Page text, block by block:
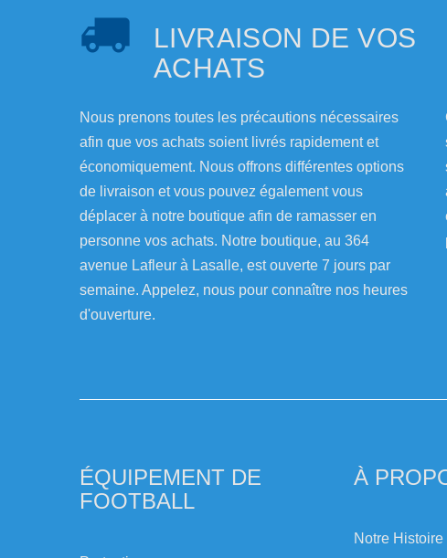
LIVRAISON DE VOS
ACHATS
Nous prenons toutes les précautions nécessaires
afin que vos achats soient livrés rapidement et
économiquement. Nous offrons différentes options
de livraison et vous pouvez également vous
déplacer à notre boutique afin de ramasser en
personne vos achats. Notre boutique, au 364
avenue Lafleur à Lasalle, est ouverte 7 jours par
semaine. Appelez, nous pour connaître nos heures
d'ouverture.
ÉQUIPEMENT DE
FOOTBALL
À
Notre Histoire